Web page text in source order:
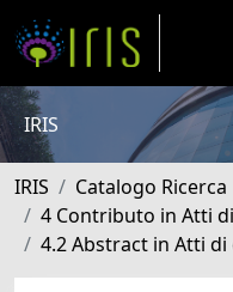
IRIS
IRIS
Catalogo Ricerca
4 Contributo in Atti
4.2 Abstract in Atti